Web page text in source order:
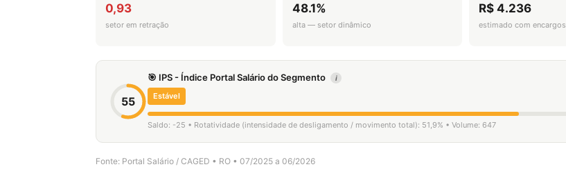
0,93
setor em retração
48.1%
alta — setor dinâmico
R$ 4.236
estimado com encargos
55
🎯 IPS - Índice Portal Salário do Segmento i
Estável
Saldo: -25 • Rotatividade (intensidade de desligamento / movimento total): 51,9% • Volume: 647
Fonte: Portal Salário / CAGED • RO • 07/2025 a 06/2026